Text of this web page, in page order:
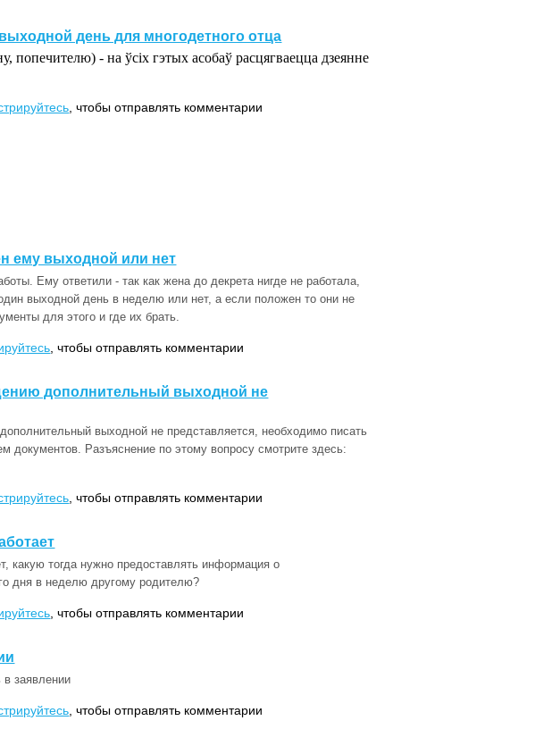
день для многодетного отца
попечителю) - на ўсіх гэтых асобаў расцягваецца дзеянне
, чтобы отправлять комментарии
ему выходной или нет
Ему ответили - так как жена до декрета нигде не работала,
выходной день в неделю или нет, а если положен то они не
для этого и где их брать.
, чтобы отправлять комментарии
дополнительный выходной не
выходной не представляется, необходимо писать
документов. Разъяснение по этому вопросу смотрите здесь:
, чтобы отправлять комментарии
какую тогда нужно предоставлять информация о
дня в неделю другому родителю?
, чтобы отправлять комментарии
в заявлении
, чтобы отправлять комментарии